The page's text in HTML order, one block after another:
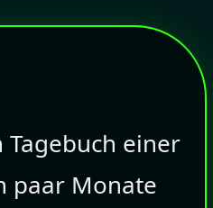
Tagebuch einer
paar Monate